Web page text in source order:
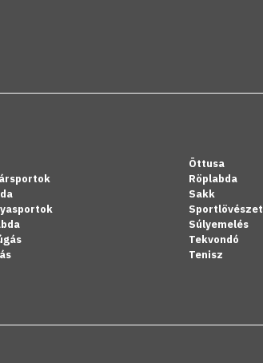
Öttusa
Röplabda
Sakk
Sportlövészet
Súlyemelés
Tekvondó
Tenisz